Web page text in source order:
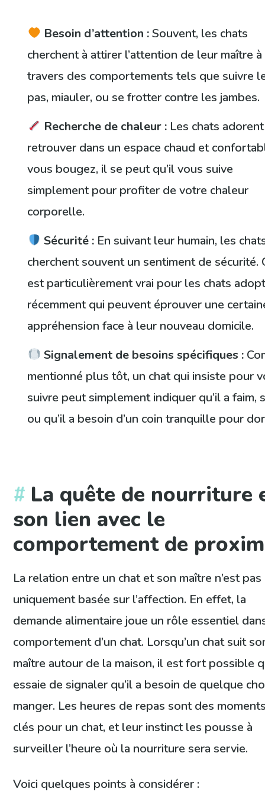
Besoin d’attention :Souvent, les chats
cherchent à attirer l’attention de leur maître à
travers des comportements tels que suivre
pas, miauler, ou se frotter contre les jambes.
Recherche de chaleur : Les chats
retrouver dans un espace chaud et
vous bougez, il se peut qu’il vous suive
simplement pour profiter de votre chaleur
corporelle.
Sécurité : En suivant leur humain, les
cherchent souvent un sentiment de sécurité.
est particulièrement vrai pour les chats
récemment qui peuvent éprouver une
appréhension face à leur nouveau domicile.
Signalement de besoins spécifiques :
mentionné plus tôt, un chat qui insiste pour
suivre peut simplement indiquer qu’il a faim,
ou qu’il a besoin d’un coin tranquille pour
La quête de nourriture
son lien avec le
comportement de
La relation entre un chat et son maître n’est pas
uniquement basée sur l’affection. En effet, la
demande alimentaire joue un rôle essentiel
comportement d’un chat. Lorsqu’un chat suit
maître autour de la maison, il est fort possible
essaie de signaler qu’il a besoin de quelque
manger. Les heures de repas sont des
clés pour un chat, et leur instinct les pousse à
surveiller l’heure où la nourriture sera servie.
Voici quelques points à considérer :